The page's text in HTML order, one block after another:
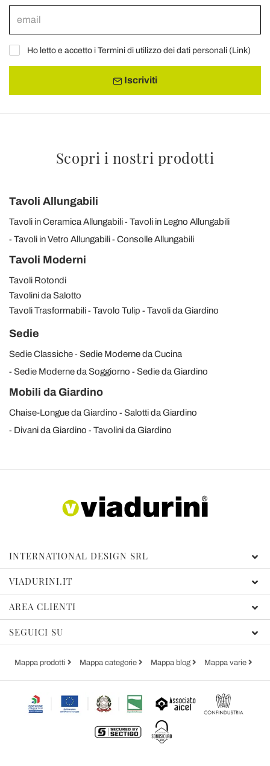
Ho letto e accetto i Termini di utilizzo dei dati personali (Link)
Iscriviti
Scopri i nostri prodotti
Tavoli Allungabili
Tavoli in Ceramica Allungabili
Tavoli in Legno Allungabili
Tavoli in Vetro Allungabili
Consolle Allungabili
Tavoli Moderni
Tavoli Rotondi
Tavolini da Salotto
Tavoli Trasformabili
Tavolo Tulip Tavoli da Giardino
Sedie
Sedie Classiche
Sedie Moderne da Cucina
Sedie Moderne da Soggiorno
Sedie da Giardino
Mobili da Giardino
Chaise-Longue da Giardino
Salotti da Giardino
Divani da Giardino
Tavolini da Giardino
INTERNATIONAL DESIGN SRL
VIADURINI.IT
AREA CLIENTI
SEGUICI SU
Mappa prodotti Mappa categorie Mappa blog Mappa varie